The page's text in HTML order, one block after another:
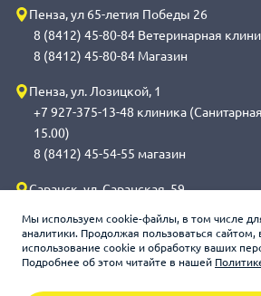
Мы используем cookie-файлы, в том числе
аналитики. Продолжая пользоваться сайтом,
использование cookie и обработку ваших
Подробнее об этом читайте в нашей
Пенза, ул 65-летия Победы 26
8 (8412) 45-80-84 Ветеринарная
8 (8412) 45-80-84 Магазин
Пенза, ул. Лозицкой, 1
+7 927-375-13-48 клиника
15.00)
8 (8412) 45-54-55 магазин
Саранск, ул. Саранская, 59
обработка с 14.00 до 14.30)
8 (8342) 272-275 магазин